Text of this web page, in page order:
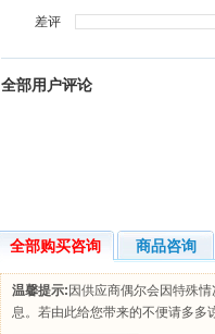
差评
全部用户评论
全部购买咨询 商品咨询
温馨提示: 因供应商偶尔会因特殊
息。若由此给您带来的不便请多多